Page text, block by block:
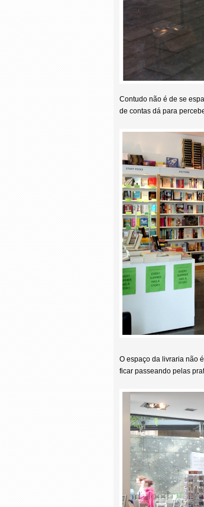
Contudo não é de se
de contas dá para
O espaço da livraria não
ficar passeando pelas